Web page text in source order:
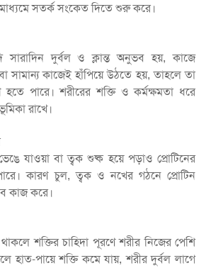
সতর্ক সংকেত দিতে শুরু করে।
সারাদিন দুর্বল ও ক্লান্ত অনুভব হয়, কাজে
সামান্য কাজেই হাঁপিয়ে উঠতে হয়, তাহলে তা
হতে পারে। শরীরের শক্তি ও কর্মক্ষমতা ধরে
রাখে।
যাওয়া বা ত্বক শুষ্ক হয়ে পড়াও প্রোটিনের
কারণ চুল, ত্বক ও নখের গঠনে প্রোটিন
কাজ করে।
থাকলে শক্তির চাহিদা পূরণে শরীর নিজের পেশি
হাত-পায়ে শক্তি কমে যায়, শরীর দুর্বল লাগে